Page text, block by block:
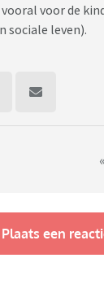
voor de
sociale leven).
«
Plaats een